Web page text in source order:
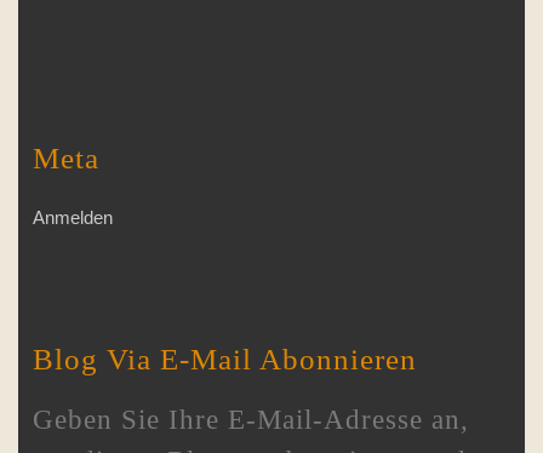
Meta
Anmelden
Blog Via E-Mail Abonnieren
Geben Sie Ihre E-Mail-Adresse an,